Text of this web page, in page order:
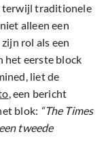
terwijl traditionele
alleen een
rol als een
het eerste block
liet de
, een bericht
blok: “The Times
tweede